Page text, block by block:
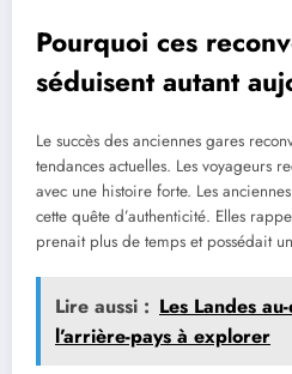
Pourquoi ces
séduisent autant
Le succès des anciennes gares
tendances actuelles. Les voyageurs
avec une histoire forte. Les
cette quête d’authenticité. Elles
prenait plus de temps et possédait
Lire aussi : Les Landes
l’arrière-pays à explorer